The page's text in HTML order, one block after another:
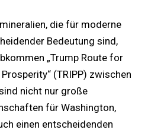
die für moderne
Bedeutung sind,
„Trump Route for
(TRIPP) zwischen
nicht nur große
für Washington,
einen entscheidenden